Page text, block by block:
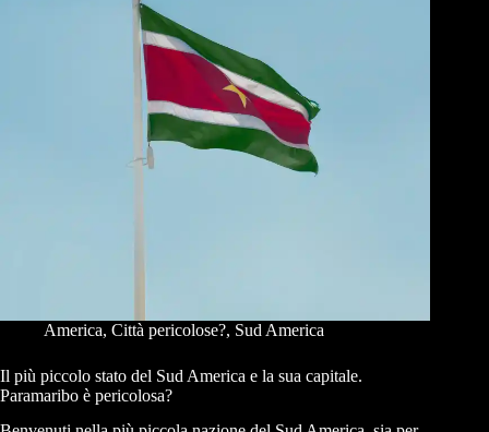
America, Città pericolose?, Sud America
Il più piccolo stato del Sud America e la sua capitale.
Paramaribo è pericolosa?